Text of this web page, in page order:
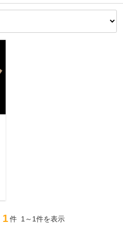
1件 1～1件を表示